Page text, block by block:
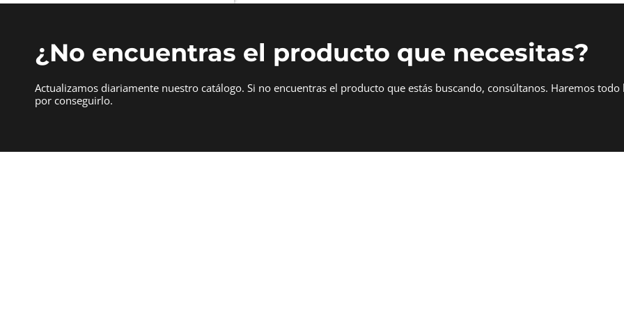
¿No encuentras el producto que necesitas?
Actualizamos diariamente nuestro catálogo. Si no encuentras el producto que estás buscando, consúltanos. Haremos
por conseguirlo.